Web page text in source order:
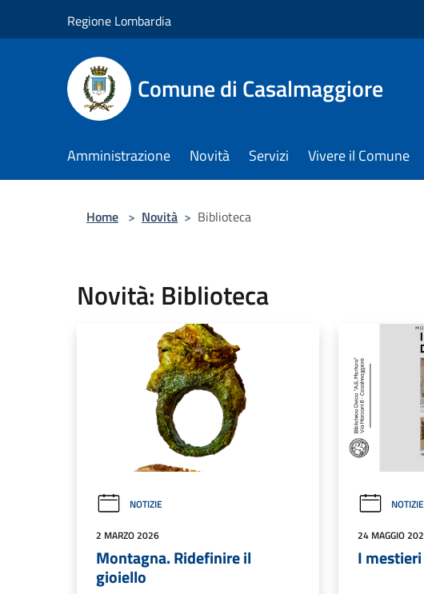
Regione Lombardia
Comune di Casalmaggiore
Amministrazione Novità Servizi Vivere il Comune
Home > Novità > Biblioteca
Novità: Biblioteca
NOTIZIE
2 MARZO 2026
Montagna. Ridefinire il
gioiello
NOTIZIE
24 MAGGIO
I